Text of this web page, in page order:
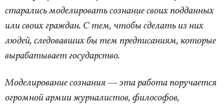
старались моделировать сознание своих подданных
или своих граждан. С тем, чтобы сделать из них
людей, следовавших бы тем предписаниям, которые
вырабатывает государство.
Моделирование сознания — эта работа поручается
огромной армии журналистов, философов,